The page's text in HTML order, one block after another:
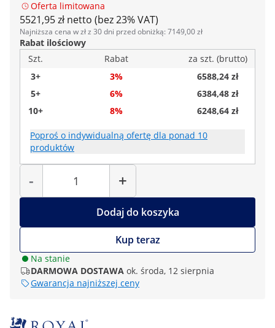
Oferta limitowana
5521,95 zł netto (bez 23% VAT)
Najniższa cena w zł z 30 dni przed obniżką: 7149,00 zł
Rabat ilościowy
Szt.
Rabat
za szt. (brutto)
3+
3%
6588,24 zł
5+
6%
6384,48 zł
10+
8% 6248,64 zł
Poproś o indywidualną ofertę dla ponad 10
produktów
-
Liczba
+
Dodaj do koszyka
Kup teraz
Na stanie
DARMOWA DOSTAWA ok. środa, 12 sierpnia
Gwarancja najniższej ceny